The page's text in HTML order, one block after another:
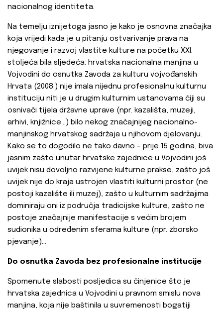
nacionalnog identiteta.
Na temelju iznijetoga jasno je kako je osnovna značajka
koja vrijedi kada je u pitanju ostvarivanje prava na
njegovanje i razvoj vlastite kulture na početku XXI.
stoljeća bila sljedeća: hrvatska nacionalna manjina u
Vojvodini do osnutka Zavoda za kulturu vojvođanskih
Hrvata (2008.) nije imala nijednu profesionalnu kulturnu
instituciju niti je u drugim kulturnim ustanovama čiji su
osnivači tijela državne uprave (npr. kazališta, muzeji,
arhivi, knjižnice…) bilo nekog značajnijeg nacionalno-
manjinskog hrvatskog sadržaja u njihovom djelovanju.
Kako se to dogodilo ne tako davno – prije 15 godina, biva
jasnim zašto unutar hrvatske zajednice u Vojvodini još
uvijek nisu dovoljno razvijene kulturne prakse, zašto još
uvijek nije do kraja ustrojen vlastiti kulturni prostor (ne
postoji kazalište ili muzej), zašto u kulturnim sadržajima
dominiraju oni iz područja tradicijske kulture, zašto ne
postoje značajnije manifestacije s većim brojem
sudionika u određenim sferama kulture (npr. zborsko
pjevanje)…
Do osnutka Zavoda bez profesionalne institucije
Spomenute slabosti posljedica su činjenice što je
hrvatska zajednica u Vojvodini u pravnom smislu nova
manjina, koja nije baštinila u suvremenosti bogatiji